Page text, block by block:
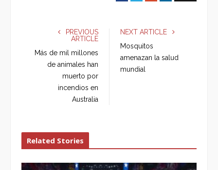
e
o
k
r
g
+
I
PREVIOUS
ARTICLE
Más de mil millones
de animales han
muerto por
incendios en
Australia
NEXT ARTICLE
Mosquitos
amenazan la salud
mundial
Related Stories